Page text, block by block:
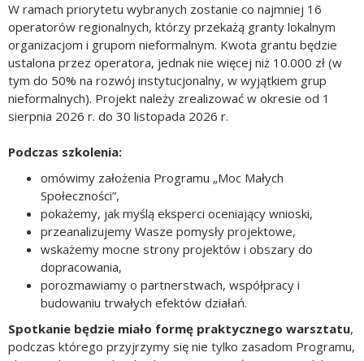
W ramach priorytetu wybranych zostanie co najmniej 16
operatorów regionalnych, którzy przekażą granty lokalnym
organizacjom i grupom nieformalnym. Kwota grantu będzie
ustalona przez operatora, jednak nie więcej niż 10.000 zł (w
tym do 50% na rozwój instytucjonalny, w wyjątkiem grup
nieformalnych). Projekt należy zrealizować w okresie od 1
sierpnia 2026 r. do 30 listopada 2026 r.
Podczas szkolenia:
omówimy założenia Programu „Moc Małych
Społeczności”,
pokażemy, jak myślą eksperci oceniający wnioski,
przeanalizujemy Wasze pomysły projektowe,
wskażemy mocne strony projektów i obszary do
dopracowania,
porozmawiamy o partnerstwach, współpracy i
budowaniu trwałych efektów działań.
Spotkanie będzie miało formę praktycznego warsztatu,
podczas którego przyjrzymy się nie tylko zasadom Programu,